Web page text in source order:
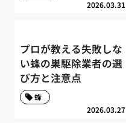
2026.03.31
プロが教える失敗しな
い蜂の巣駆除業者の選
び方と注意点
2026.03.27
蜂